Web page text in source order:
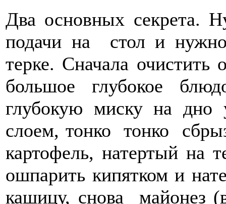
Два основных секрета.
подачи на стол и нужно
терке. Сначала очистить
большое глубокое
глубокую миску на дно
слоем, тонко тонко
картофель, натертый на
ошпарить кипятком и
кашицу, снова майонез